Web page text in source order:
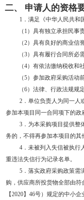
二、 申请人的资格
1．满足《中华人民共和
（1）具有独立承担民事
（2）具有良好的商业信
（3）具有履行合同所必
（4）有依法缴纳税收和
（5）参加政府采购活动
（6）法律、行政法规规
2．单位负责人为同一人
参加本项目同一合同项下的政
3．为本采购项目提供整
务的，不得再参加本项目的其
4．未被列入失信被执行
重违法失信行为记录名单。
5．落实政府采购政策需
购，供应商所投货物全部由
【2020】46号）规定的中小